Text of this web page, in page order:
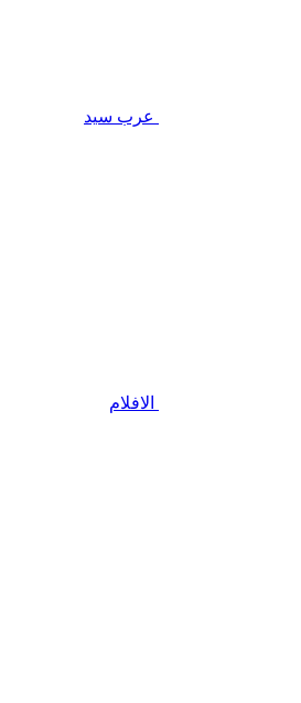
عرب سيد
الافلام